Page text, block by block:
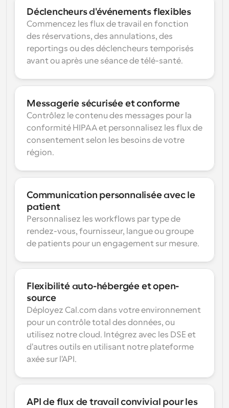
Déclencheurs d'événements flexibles
Commencez les flux de travail en fonction
des réservations, des annulations, des
reportings ou des déclencheurs temporisés
avant ou après une séance de télé-santé.
Messagerie sécurisée et conforme
Contrôlez le contenu des messages pour la
conformité HIPAA et personnalisez les flux de
consentement selon les besoins de votre
région.
Communication personnalisée avec le
patient
Personnalisez les workflows par type de
rendez-vous, fournisseur, langue ou groupe
de patients pour un engagement sur mesure.
Flexibilité auto-hébergée et open-
source
Déployez Cal.com dans votre environnement
pour un contrôle total des données, ou
utilisez notre cloud. Intégrez avec les DSE et
d'autres outils en utilisant notre plateforme
axée sur l'API.
API de flux de travail convivial pour les